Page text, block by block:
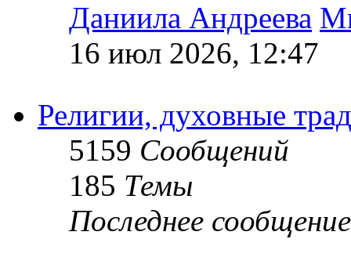
Даниила Андреева
16 июл 2026, 12:47
Религии, духовные
5159 Сообщений
185 Темы
Последнее сообщение